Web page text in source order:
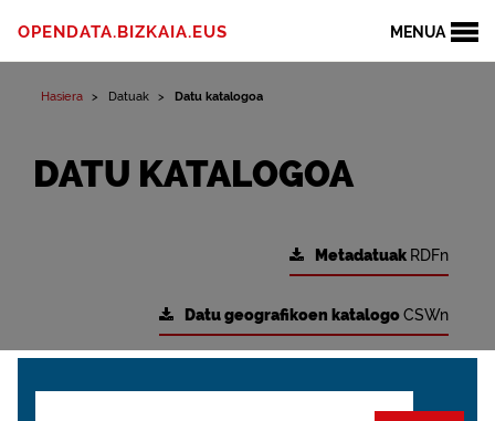
MENUA
OPENDATA.BIZKAIA.EUS
Hasiera Datuak Datu katalogoa
DATU KATALOGOA
Metadatuak RDFn
Datu geografikoen katalogoCSWn